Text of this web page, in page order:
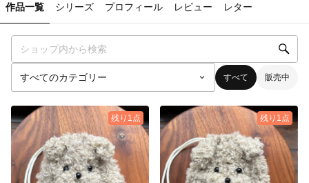
作品一覧 シリーズ プロフィール レビュー レター
すべて 販売中
残り1点 残り1点